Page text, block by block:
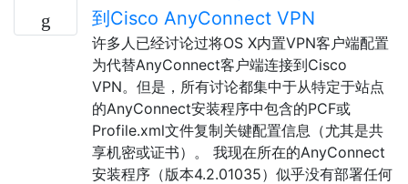
到Cisco AnyConnect VPN
许多人已经讨论过将OS X内置VPN客户端配置
为代替AnyConnect客户端连接到Cisco
VPN。但是，所有讨论都集中于从特定于站点
的AnyConnect安装程序中包含的PCF或
Profile.xml文件复制关键配置信息（尤其是共
享机密或证书）。 我现在所在的AnyConnect
安装程序（版本4.2.01035）似乎没有部署任何